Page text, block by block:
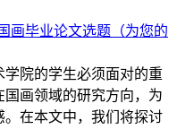
国画毕业论文选题（为您的
学院的学生必须面对的重
画领域的研究方向，为
在本文中，我们将探讨